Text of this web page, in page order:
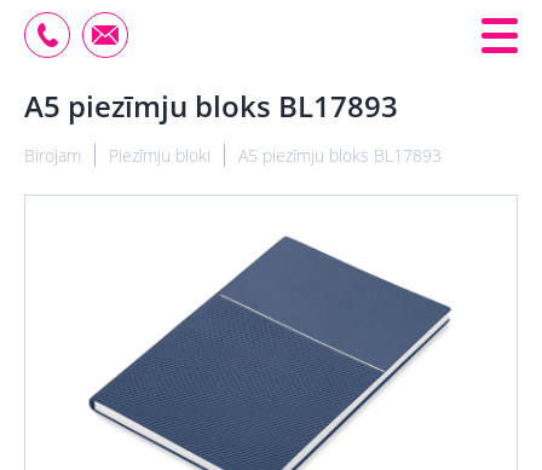
A5 piezīmju bloks BL17893
Birojam Piezīmju bloki A5 piezīmju bloks BL17893